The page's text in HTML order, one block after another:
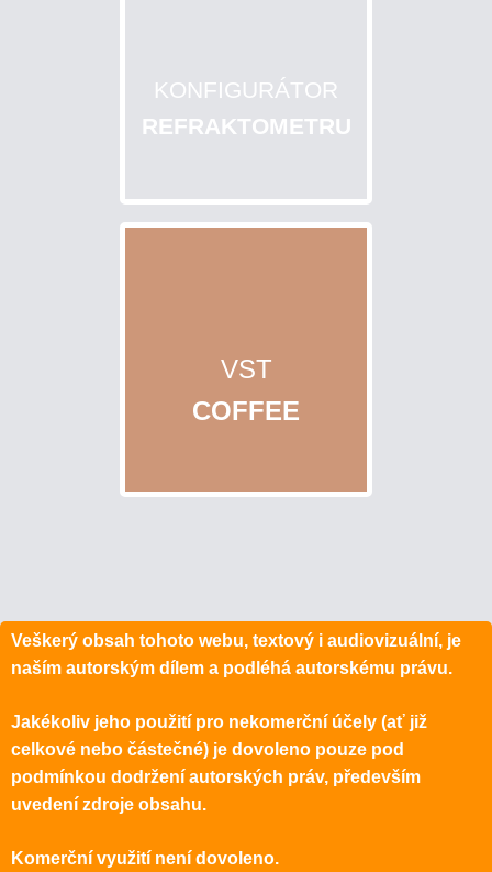
OBJEDNÁVKU
Refraktopedie
PROČ
POTŘEBUJETE
REFRAKTOMETR?
KONFIGURÁTOR
REFRAKTOMETRU
VST
COFFEE
Veškerý obsah tohoto webu, textový i audiovizuální, je
naším autorským dílem a podléhá autorskému právu.
Jakékoliv jeho použití pro nekomerční účely (ať již
celkové nebo částečné) je dovoleno pouze pod
podmínkou dodržení autorských práv, především
uvedení zdroje obsahu.
Komerční využití není dovoleno.